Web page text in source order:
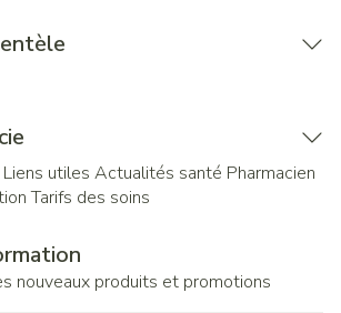
Liens utiles Actualités santé Pharmacien
Tarifs des soins
nouveaux produits et promotions